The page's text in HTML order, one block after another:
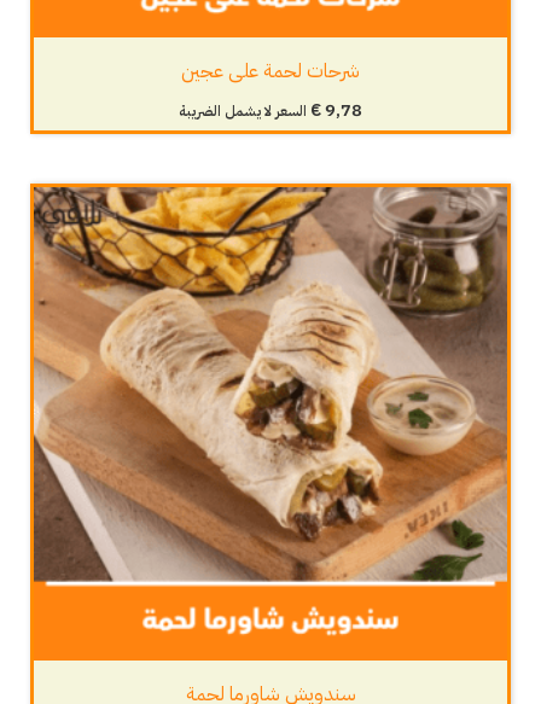
شرحات لحمة على عجين
€9,78 السعر لا يشمل الضريبة
سندويش شاورما لحمة